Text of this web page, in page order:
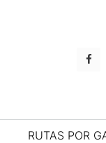
RUTAS POR